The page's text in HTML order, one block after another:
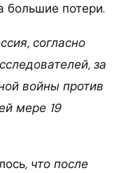
большие потери.
согласно
за
войны против
мере 19
, что после